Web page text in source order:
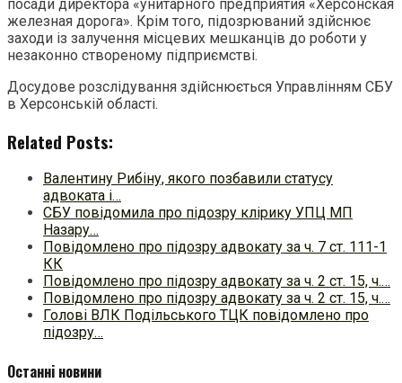
посади директора «унитарного предприятия «Херсонская
железная дорога». Крім того, підозрюваний здійснює
заходи із залучення місцевих мешканців до роботи у
незаконно створеному підприємстві.
Досудове розслідування здійснюється Управлінням СБУ
в Херсонській області.
Related Posts:
Валентину Рибіну, якого позбавили статусу
адвоката і…
СБУ повідомила про підозру клірику УПЦ МП
Назару…
Повідомлено про підозру адвокату за ч. 7 ст. 111-1
КК
Повідомлено про підозру адвокату за ч. 2 ст. 15, ч.…
Повідомлено про підозру адвокату за ч. 2 ст. 15, ч.…
Голові ВЛК Подільського ТЦК повідомлено про
підозру…
Останні новини